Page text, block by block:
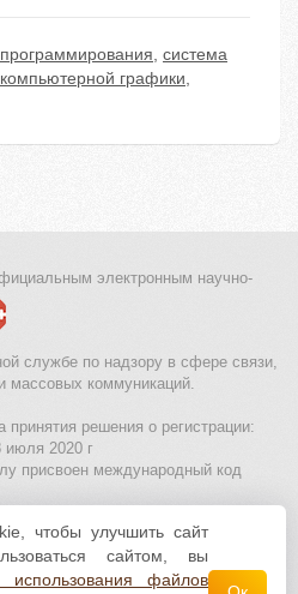
, система
графики,
электронным научно-
службе по надзору в сфере связи,
массовых коммуникаций.
принятия решения о регистрации:
2020 г
присвоен международный код
онлайн конкурсы для детей
cookie| Политика обработки и
чтобы улучшить сайт
сайтом, вы
использования файлов